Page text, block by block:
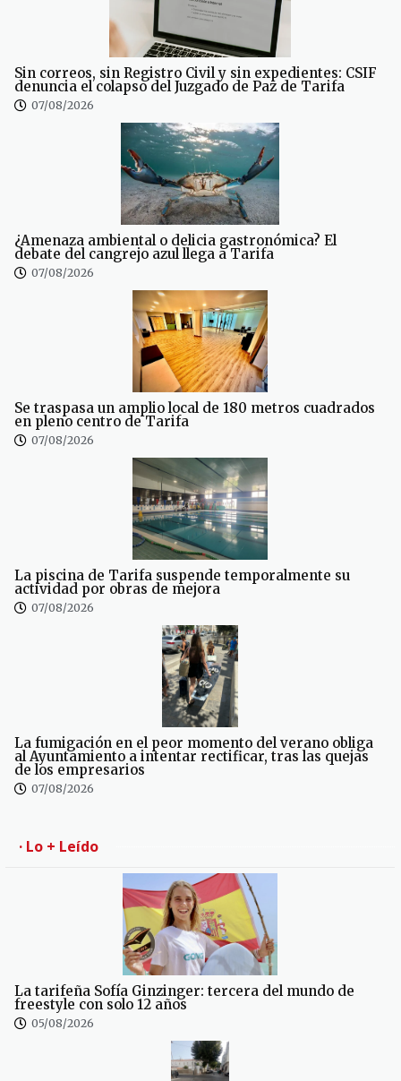
Sin correos, sin Registro Civil y sin expedientes: CSIF
denuncia el colapso del Juzgado de Paz de Tarifa
07/08/2026
¿Amenaza ambiental o delicia gastronómica? El
debate del cangrejo azul llega a Tarifa
07/08/2026
Se traspasa un amplio local de 180 metros cuadrados
en pleno centro de Tarifa
07/08/2026
La piscina de Tarifa suspende temporalmente su
actividad por obras de mejora
07/08/2026
La fumigación en el peor momento del verano obliga
al Ayuntamiento a intentar rectificar, tras las quejas
de los empresarios
07/08/2026
· Lo + Leído
La tarifeña Sofía Ginzinger: tercera del mundo de
freestyle con solo 12 años
05/08/2026